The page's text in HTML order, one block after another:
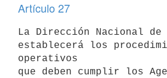
Artículo 27
La Dirección Nacional de
establecerá los
operativos
que deben cumplir los